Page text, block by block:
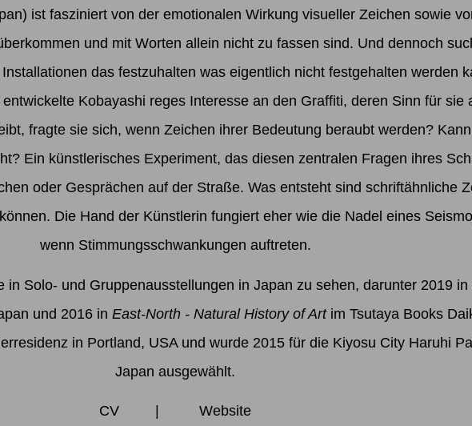
ist fasziniert von der emotionalen Wirkung visueller Zeichen sowie
und mit Worten allein nicht zu fassen sind. Und dennoch
das festzuhalten was eigentlich nicht festgehalten werden
Kobayashi reges Interesse an den Graffiti, deren Sinn für sie
fragte sie sich, wenn Zeichen ihrer Bedeutung beraubt werden?
Ein künstlerisches Experiment, das diesen zentralen Fragen ihres
oder Gesprächen auf der Straße. Was entsteht sind schriftähnliche
Die Hand der Künstlerin fungiert eher wie die Nadel eines
wenn Stimmungsschwankungen auftreten.
Solo- und Gruppenausstellungen in Japan zu sehen, darunter 2019 in
und 2016 in East-North - Natural History of Art im Tsutaya Books
in Portland, USA und wurde 2015 für die Kiyosu City Haruhi
Japan ausgewählt.
CV Website